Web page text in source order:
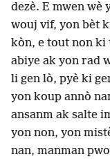
dezè. E mwen wè
wouj vif, yon bèt
kòn, e tout non ki
abiye ak yon rad
li gen lò, pyè ki
yon koup annò
ansanm ak salte
yon non, yon
nan, manman